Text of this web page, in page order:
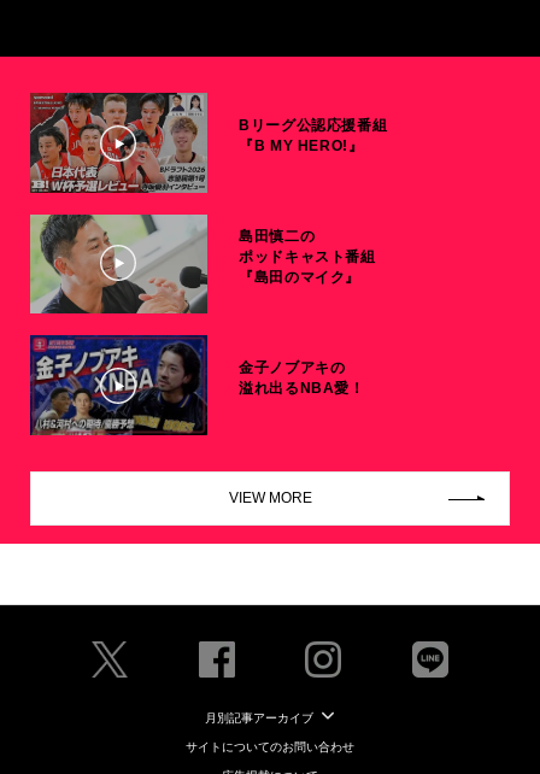
Bリーグ公認応援番組
『B MY HERO!』
島田慎二の
ポッドキャスト番組
『島田のマイク』
金子ノブアキの
溢れ出るNBA愛！
VIEW MORE
月別記事アーカイブ
サイトについてのお問い合わせ